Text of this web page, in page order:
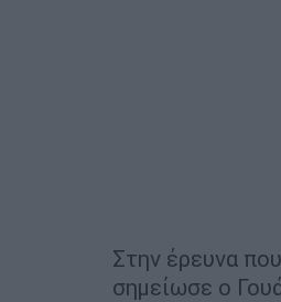
Στην έρευνα
σημείωσε ο